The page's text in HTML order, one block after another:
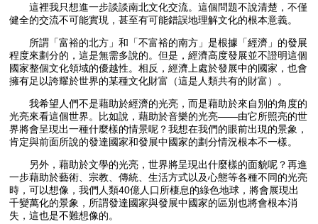
這裡我只想進一步談談南北文化交流。這個問題不說清楚，不僅
健全的交流不可能實現，甚至有可能錯誤地理解文化的根本意義。
所謂「富裕的北方」和「不富裕的南方」是根據「經濟」的發展
程度來劃分的，這是無需多說的。但是，經濟高度發展並不證明這個
國家整個文化領域的優越性。相反，經濟上處於發展中的國家，也會
擁有足以誇耀於世界的某種文化財富（這是人類共有的財富）。
我希望人們不是藉助於經濟的光亮，而是藉助於來自別的角度的
光亮來看這個世界。比如說，藉助於音樂的光亮——由它所照亮的世
界將會呈現出一種什麼樣的情景呢？我想在我們的眼前出現的景象，
肯定與前面所說的發達國家和發展中國家的劃分情況根本不一樣。
另外，藉助於文學的光亮，世界將呈現出什麼樣的面貌呢？再進
一步藉助於藝術、宗教、傳統、生活方式以及心態等各種不同的光亮
時，可以想像，我們人類40億人口所棲息的綠色地球，將會展現出
千變萬化的景象，所謂發達國家與發展中國家的區別也將會根本消
失，這也是不難想像的。